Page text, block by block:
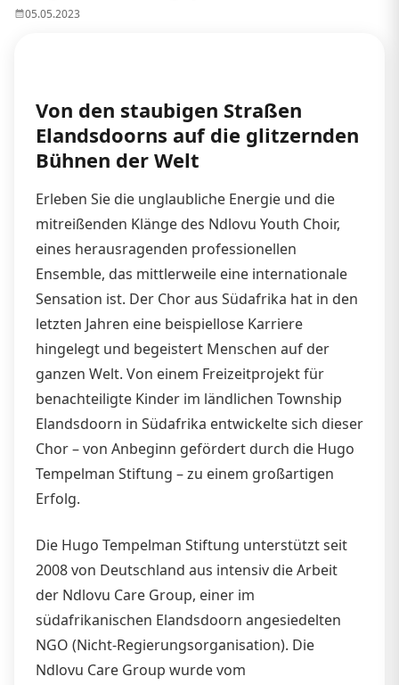
05.05.2023
Von den staubigen Straßen
Elandsdoorns auf die glitzernden
Bühnen der Welt
Erleben Sie die unglaubliche Energie und die
mitreißenden Klänge des Ndlovu Youth Choir,
eines herausragenden professionellen
Ensemble, das mittlerweile eine internationale
Sensation ist. Der Chor aus Südafrika hat in den
letzten Jahren eine beispiellose Karriere
hingelegt und begeistert Menschen auf der
ganzen Welt. Von einem Freizeitprojekt für
benachteiligte Kinder im ländlichen Township
Elandsdoorn in Südafrika entwickelte sich dieser
Chor – von Anbeginn gefördert durch die Hugo
Tempelman Stiftung – zu einem großartigen
Erfolg.
Die Hugo Tempelman Stiftung unterstützt seit
2008 von Deutschland aus intensiv die Arbeit
der Ndlovu Care Group, einer im
südafrikanischen Elandsdoorn angesiedelten
NGO (Nicht-Regierungsorganisation). Die
Ndlovu Care Group wurde vom